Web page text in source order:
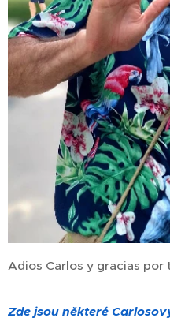
Adios Carlos y gracias por
Zde jsou některé